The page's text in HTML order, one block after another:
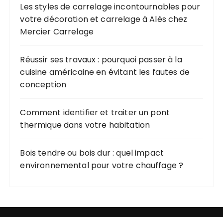
Les styles de carrelage incontournables pour
votre décoration et carrelage à Alès chez
Mercier Carrelage
Réussir ses travaux : pourquoi passer à la
cuisine américaine en évitant les fautes de
conception
Comment identifier et traiter un pont
thermique dans votre habitation
Bois tendre ou bois dur : quel impact
environnemental pour votre chauffage ?